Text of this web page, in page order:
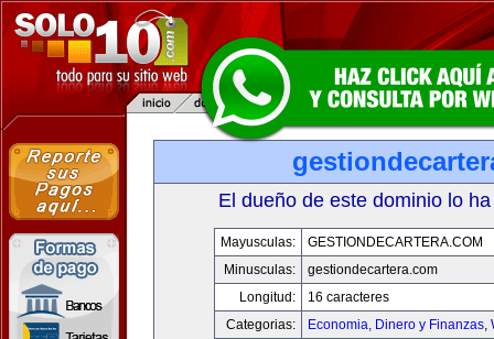
El dueño de este dominio lo
Mayusculas:
GESTIONDECARTERA.COM
Minusculas:
gestiondecartera.com
Longitud:
16 caracteres
Categorias:
Economia, Dinero y Finanzas,